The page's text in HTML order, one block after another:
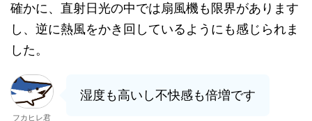
確かに、直射日光の中では扇風機も限界があります
し、逆に熱風をかき回しているようにも感じられま
した。
フカヒレ君
湿度も高いし不快感も倍増です